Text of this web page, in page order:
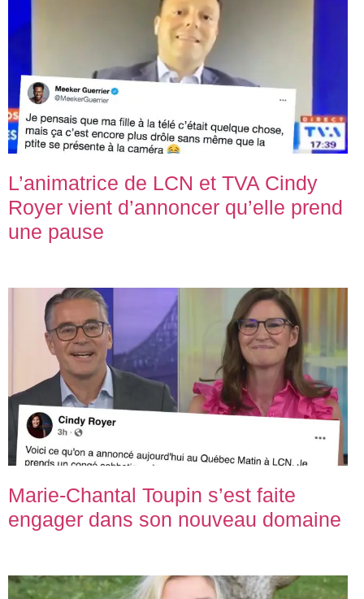
L’animatrice de LCN et TVA Cindy
Royer vient d’annoncer qu’elle prend
une pause
Marie-Chantal Toupin s’est faite
engager dans son nouveau domaine